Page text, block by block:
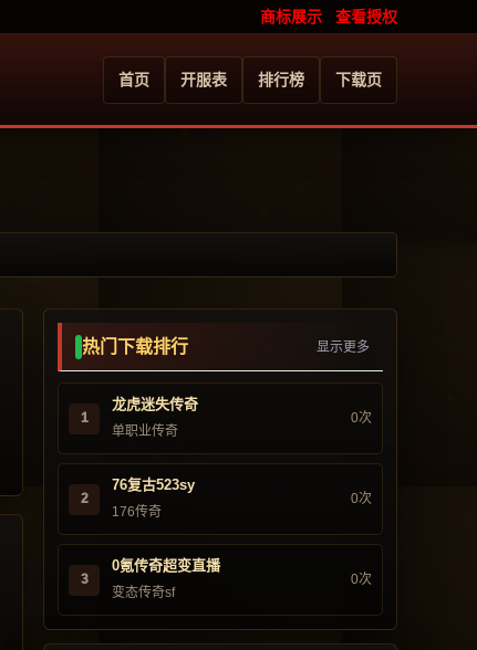
商标展示 查看授权
首页 开服表 排行榜 下载页
热门下载排行 显示更多
1
龙虎迷失传奇
单职业传奇
0次
2
76复古523sy
176传奇
0次
3
0氪传奇超变直播
变态传奇sf
0次